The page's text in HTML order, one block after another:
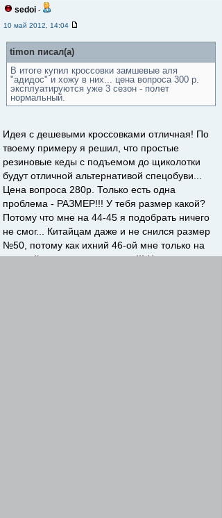
sedoi -
10 май 2012, 14:04
timon писал(а)
В итоге купил кроссовки замшевые аля
"адидос" и хожу в них... цена вопроса 300 р.
эксплуатируются уже 3 сезон - полет
нормальный.
Идея с дешевыми кроссовками отличная! По
твоему примеру я решил, что простые
резиновые кеды с подъемом до щиколотки
будут отличной альтернативой спецобуви...
Цена вопроса 280р. Только есть одна
проблема - РАЗМЕР!!! У тебя размер какой?
Потому что мне на 44-45 я подобрать ничего
не смог... Китайцам даже и не снился размер
№50, потому как ихний 46-ой мне только на
простой носок и то с натягом!!! На рынке нет...